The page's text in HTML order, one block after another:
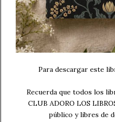
Para descargar este
Recuerda que todos los
CLUB ADORO LOS
público y libres de